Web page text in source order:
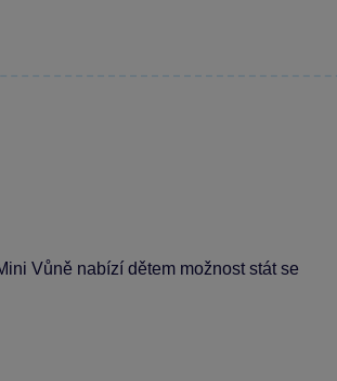
Vůně nabízí dětem možnost stát se